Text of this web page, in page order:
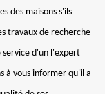
des maisons s'ils
travaux de recherche
service d'un l'expert
à vous informer qu'il a